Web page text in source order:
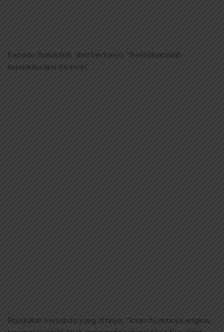
Kepada Rasulullah, Jibril bertanya, “Beritahukanlah
kepadaku apa itu iman.”
Rasulullah bersabda yang artinya: “Iman itu artinya engkau